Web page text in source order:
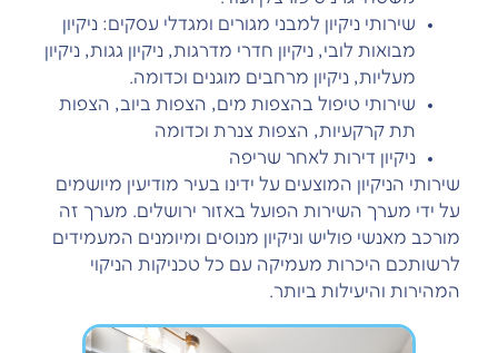
שירותי ניקיון למבני מגורים ומגדלי עסקים: ניקיון
מבואות לובי, ניקיון חדרי מדרגות, ניקיון גגות, ניקיון
מעליות, ניקיון מרחבים מוגנים וכדומה.
שירותי טיפול בהצפות מים, הצפות ביוב, הצפות
תת קרקעיות, הצפות צנרת וכדומה
ניקיון דירות לאחר שריפה
שירותי הניקיון המוצעים על ידינו בעיר מודיעין מיושמים
על ידי מערך השירות הפועל באזור ירושלים. מערך זה
מורכב מאנשי פוליש וניקיון מנוסים ומיומנים המעמידים
לרשותכם היכרות מעמיקה עם כל טכניקות הניקוי
המהירות והיעילות ביותר.